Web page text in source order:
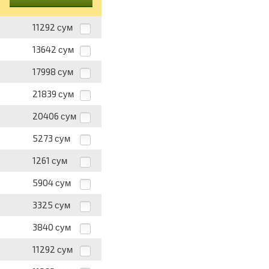
11292 сум
13642 сум
17998 сум
21839 сум
20406 сум
5273 сум
1261 сум
5904 сум
3325 сум
3840 сум
11292 сум